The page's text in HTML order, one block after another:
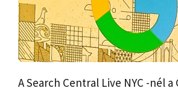
A Search Central Live NYC -nél